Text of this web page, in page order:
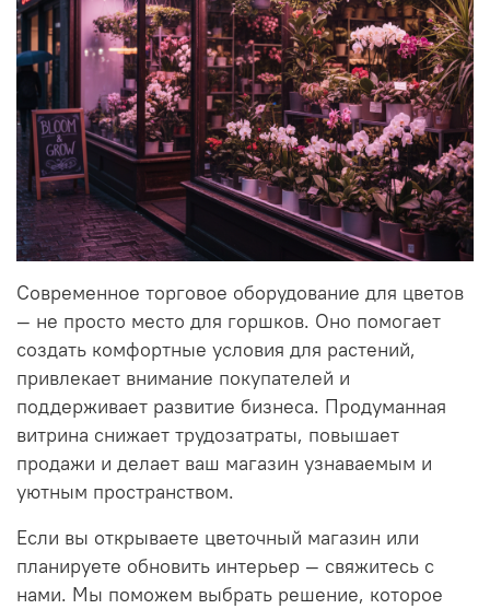
Современное торговое оборудование для цветов
— не просто место для горшков. Оно помогает
создать комфортные условия для растений,
привлекает внимание покупателей и
поддерживает развитие бизнеса. Продуманная
витрина снижает трудозатраты, повышает
продажи и делает ваш магазин узнаваемым и
уютным пространством.
Если вы открываете цветочный магазин или
планируете обновить интерьер — свяжитесь с
нами. Мы поможем выбрать решение, которое